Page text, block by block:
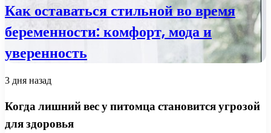
Как оставаться стильной во время
беременности: комфорт, мода и
уверенность
3 дня назад
Когда лишний вес у питомца становится угрозой
для здоровья